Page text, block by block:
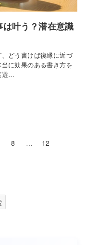
叶う？潜在意識
どう書けば復縁に近づ
に効果のある書き方を
選…
8 … 12